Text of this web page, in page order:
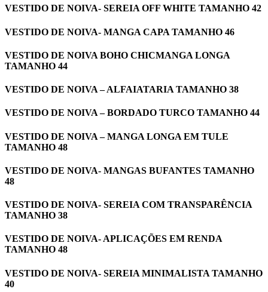
VESTIDO DE NOIVA- SEREIA OFF WHITE TAMANHO 42
VESTIDO DE NOIVA- MANGA CAPA TAMANHO 46
VESTIDO DE NOIVA BOHO CHICMANGA LONGA
TAMANHO 44
VESTIDO DE NOIVA – ALFAIATARIA TAMANHO 38
VESTIDO DE NOIVA – BORDADO TURCO TAMANHO 44
VESTIDO DE NOIVA – MANGA LONGA EM TULE
TAMANHO 48
VESTIDO DE NOIVA- MANGAS BUFANTES TAMANHO
48
VESTIDO DE NOIVA- SEREIA COM TRANSPARÊNCIA
TAMANHO 38
VESTIDO DE NOIVA- APLICAÇÕES EM RENDA
TAMANHO 48
VESTIDO DE NOIVA- SEREIA MINIMALISTA TAMANHO
40